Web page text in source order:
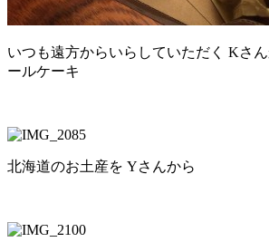
いつも遠方からいらしていただく Kさ
ールケーキ
北海道のお土産を Yさんから